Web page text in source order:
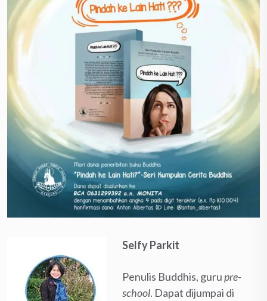
Selfy Parkit
Penulis Buddhis, gurupre-
school. Dapat dijumpai di